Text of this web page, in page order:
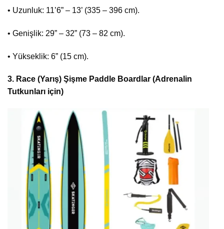
• Uzunluk: 11’6” – 13’ (335 – 396 cm).
• Genişlik: 29” – 32” (73 – 82 cm).
• Yükseklik: 6” (15 cm).
3.⁠ ⁠Race (Yarış) Şişme Paddle Boardlar (Adrenalin
Tutkunları için)